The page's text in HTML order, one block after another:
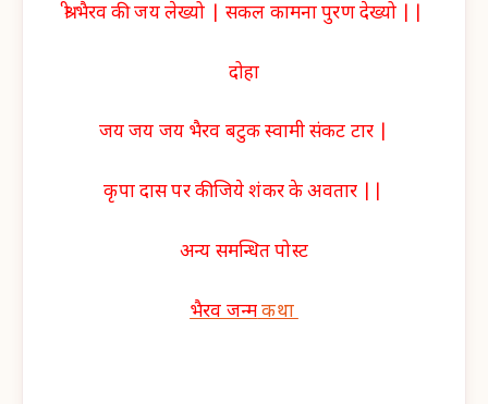
श्री भैरव की जय लेख्यो | सकल कामना पुरण देख्यो ||
दोहा
जय जय जय भैरव बटुक स्वामी संकट टार |
कृपा दास पर कीजिये शंकर के अवतार ||
अन्य समन्धित पोस्ट
भैरव जन्मकथा